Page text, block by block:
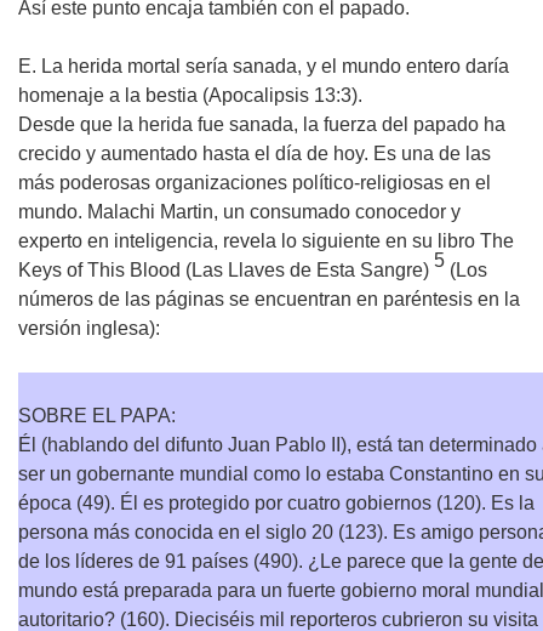
Así este punto encaja también con el papado.
E. La herida mortal sería sanada, y el mundo entero daría
homenaje a la bestia (Apocalipsis 13:3).
Desde que la herida fue sanada, la fuerza del papado ha
crecido y aumentado hasta el día de hoy. Es una de las
más poderosas organizaciones político-religiosas en el
mundo. Malachi Martin, un consumado conocedor y
experto en inteligencia, revela lo siguiente en su libro The
Keys of This Blood (Las Llaves de Esta Sangre) 5 (Los
números de las páginas se encuentran en paréntesis en la
versión inglesa):
SOBRE EL PAPA:
Él (hablando del difunto Juan Pablo II), está tan determinado
ser un gobernante mundial como lo estaba Constantino en
época (49). Él es protegido por cuatro gobiernos (120). Es la
persona más conocida en el siglo 20 (123). Es amigo
de los líderes de 91 países (490). ¿Le parece que la gente
mundo está preparada para un fuerte gobierno moral mundial
autoritario? (160). Dieciséis mil reporteros cubrieron su visita